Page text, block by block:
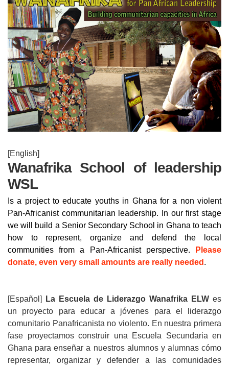
[English]
Wanafrika School of leadership
WSL
Is a project to educate youths in Ghana for a non violent
Pan-Africanist communitarian leadership. In our first stage
we will build a Senior Secondary School in Ghana to teach
how to represent, organize and defend the local
communities from a Pan-Africanist perspective.
Please
donate, even very small amounts are really needed .
[Español] La Escuela de Liderazgo Wanafrika ELW es
un proyecto para educar a jóvenes para el liderazgo
comunitario Panafricanista no violento. En nuestra primera
fase proyectamos construir una Escuela Secundaria en
Ghana para enseñar a nuestros alumnos y alumnas cómo
representar, organizar y defender a las comunidades